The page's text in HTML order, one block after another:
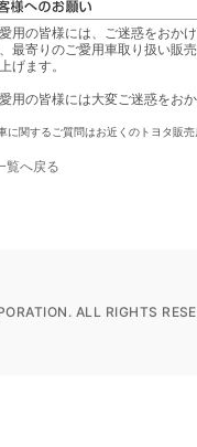
用の皆様には、ご迷惑をおか
最寄りのご愛用車取り扱い販
げます。
用の皆様には大変ご迷惑をお
に関するご質問はお近くのトヨタ販
へ戻る
ALL RIGHTS